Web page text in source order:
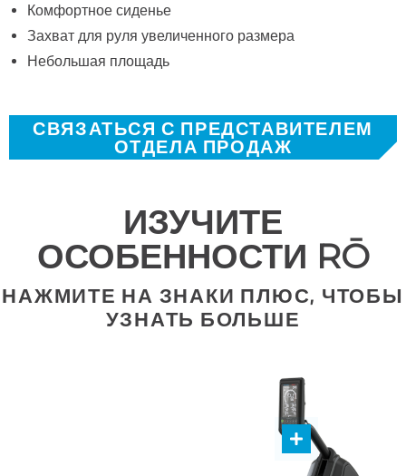
Комфортное сиденье
Захват для руля увеличенного размера
Небольшая площадь
СВЯЗАТЬСЯ С ПРЕДСТАВИТЕЛЕМ
ОТДЕЛА ПРОДАЖ
ИЗУЧИТЕ
ОСОБЕННОСТИ RŌ
НАЖМИТЕ НА ЗНАКИ ПЛЮС, ЧТОБЫ
УЗНАТЬ БОЛЬШЕ